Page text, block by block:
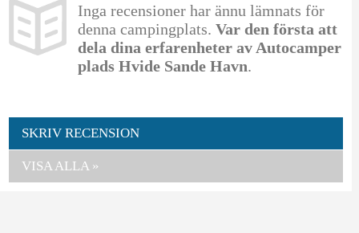
Inga recensioner har ännu lämnats för
denna campingplats. Var den första att
dela dina erfarenheter av Autocamper
plads Hvide Sande Havn.
SKRIV RECENSION
VISA ALLA »